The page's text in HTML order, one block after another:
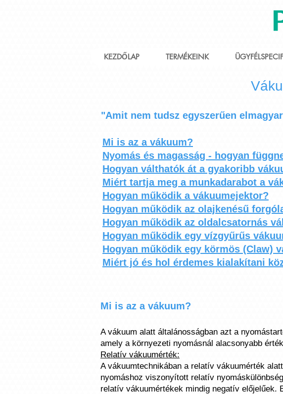
"Amit nem tudsz egyszerűen
Mi is az a vákuum?
Nyomás és magasság - hogyan
Hogyan válthatók át a gyakoribb
Miért tartja meg a munkadarabot a
Hogyan működik a vákuumejektor?
Hogyan működik az olajkenésű
Hogyan működik az oldalcsatornás
Hogyan működik egy vízgyűrűs
Hogyan működik egy körmös (Claw)
Miért jó és hol érdemes kialakítani
Mi is az a vákuum?
A vákuum alatt általánosságban azt a
amely a környezeti nyomásnál alacsonyabb
Relatív vákuumérték:
A vákuumtechnikában a relatív vákuumérték
nyomáshoz viszonyított relatív
relatív vákuumértékek mindig negatív előjelűek.
KEZDŐLAP TERMÉKEINK